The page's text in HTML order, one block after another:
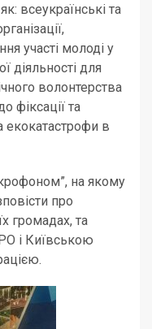
всеукраїнські та
участі молоді у
діяльності для
волонтерства
фіксації та
екокатастрофи в
на якому
про
громадах, та
і Київською